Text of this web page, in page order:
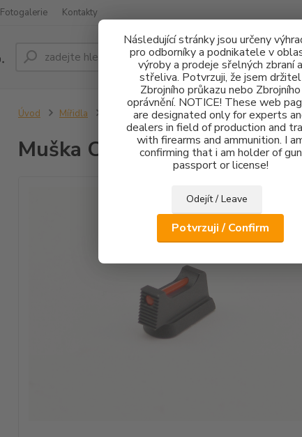
Následující stránky jsou určeny
pro odborníky a podnikatele v
výroby a prodeje sřelných zbraní a
střeliva. Potvrzuji, že jsem držitel
Zbrojního průkazu nebo Zbrojního
oprávnění. NOTICE! These web
are designated only for experts
dealers in field of production and
with firearms and ammunition. I
confirming that i am holder of gun
passport or license!
Odejít / Leave
Potvrzuji / Confirm
Fotogalerie Kontakty
Hledat
Úvod Mířidla Muška CZ 75 FO 1mm - 2,7mm
Muška CZ 75 FO 1mm -